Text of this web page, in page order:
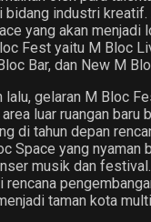
bidang industri kreatif.
yang akan menjadi
Fest yaitu M Bloc
Bar, dan New M
lalu, gelaran M Bloc
luar ruangan baru
di tahun depan
Space yang nyaman
musik dan
rencana
taman kota